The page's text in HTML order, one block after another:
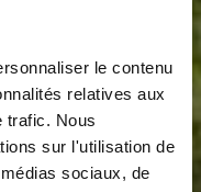
le contenu
relatives aux
trafic. Nous
sur l'utilisation de
sociaux, de